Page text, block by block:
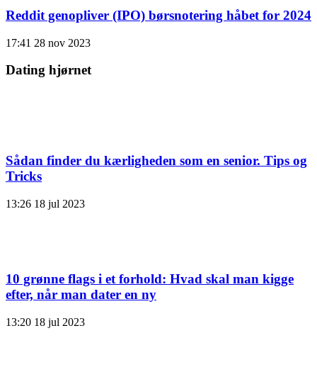
Reddit genopliver (IPO) børsnotering håbet for 2024
17:41 28 nov 2023
Dating hjørnet
Sådan finder du kærligheden som en senior. Tips og
Tricks
13:26 18 jul 2023
10 grønne flags i et forhold: Hvad skal man kigge
efter, når man dater en ny
13:20 18 jul 2023